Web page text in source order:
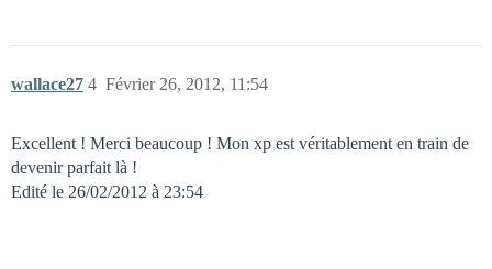
wallace27 Février 26, 2012, 11:54
4
Excellent ! Merci beaucoup ! Mon xp est véritablement en train de
devenir parfait là !
Edité le 26/02/2012 à 23:54